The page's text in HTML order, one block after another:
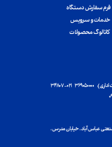
فرم سفارش دستگاه
خدمات و سرویس
کاتالوگ محصولات
۰۲۱ - ۳۴۸۰۷
عباس آباد ، خیابان مدرس ،